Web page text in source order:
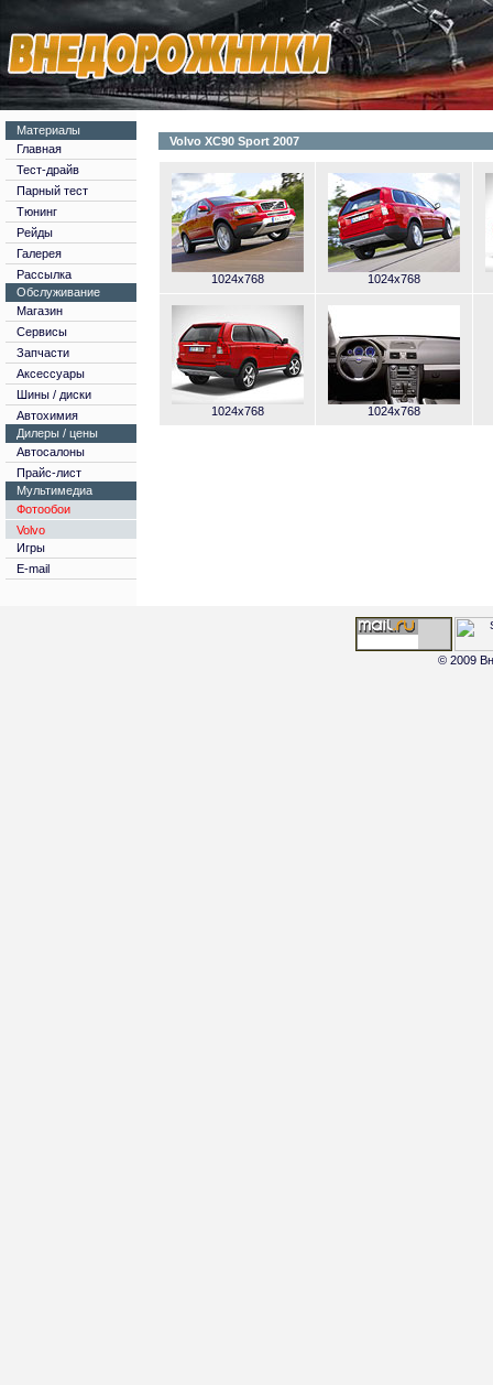
Материалы
Главная
Тест-драйв
Парный тест
Тюнинг
Рейды
Галерея
Рассылка
Обслуживание
Магазин
Сервисы
Запчасти
Аксессуары
Шины / диски
Автохимия
Дилеры / цены
Автосалоны
Прайс-лист
Мультимедиа
Фотообои
Volvo
Игры
E-mail
Volvo XC90 Sport 2007
1024x768 1024x768
1024x768 1024x768
© 2009